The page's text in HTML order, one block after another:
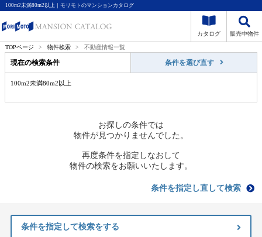
100m2未満80m2以上｜モリモトのマンションカタログ
カタログ 販売中物件
TOPページ > 物件検索 > 不動産情報一覧
現在の検索条件 条件を選び直す
100m2未満80m2以上
お探しの条件では
物件が見つかりませんでした。
再度条件を指定しなおして
物件の検索をお願いいたします。
条件を指定し直して検索
条件を指定して検索をする